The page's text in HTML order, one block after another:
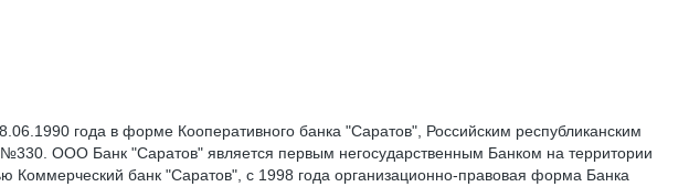
года в форме Кооперативного банка "Саратов", Российским республиканским
№330. ООО Банк "Саратов" является первым негосударственным Банком на территории
Коммерческий банк "Саратов", с 1998 года организационно-правовая форма Банка